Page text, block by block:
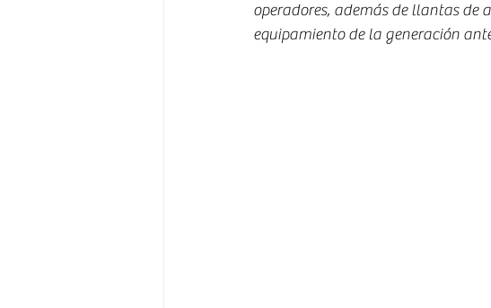
operadores, además de llantas de
equipamiento de la generación